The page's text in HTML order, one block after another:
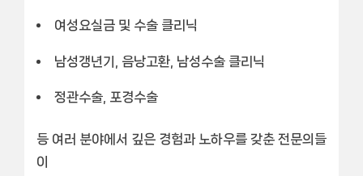
여성요실금 및 수술 클리닉
남성갱년기, 음낭고환, 남성수술 클리닉
정관수술, 포경수술
등 여러 분야에서 깊은 경험과 노하우를 갖춘 전문의들
이